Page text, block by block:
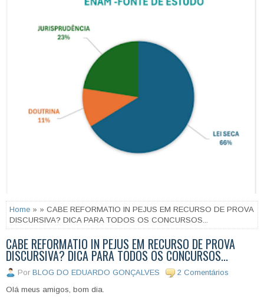
Home » » CABE REFORMATIO IN PEJUS EM RECURSO DE PROVA
DISCURSIVA? DICA PARA TODOS OS CONCURSOS...
CABE REFORMATIO IN PEJUS EM RECURSO DE PROVA
DISCURSIVA? DICA PARA TODOS OS CONCURSOS...
Por BLOG DO EDUARDO GONÇALVES
2 Comentários
Olá meus amigos, bom dia.